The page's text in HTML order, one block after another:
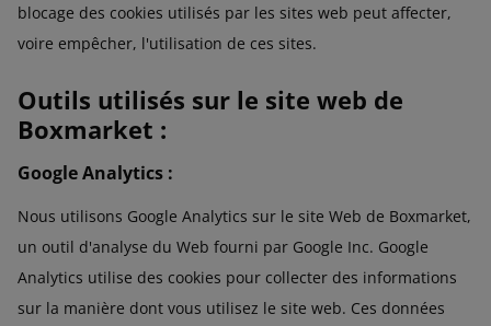
blocage des cookies utilisés par les sites web peut affecter,
voire empêcher, l'utilisation de ces sites.
Outils utilisés sur le site web de
Boxmarket :
Google Analytics :
Nous utilisons Google Analytics sur le site Web de Boxmarket,
un outil d'analyse du Web fourni par Google Inc. Google
Analytics utilise des cookies pour collecter des informations
sur la manière dont vous utilisez le site web. Ces données